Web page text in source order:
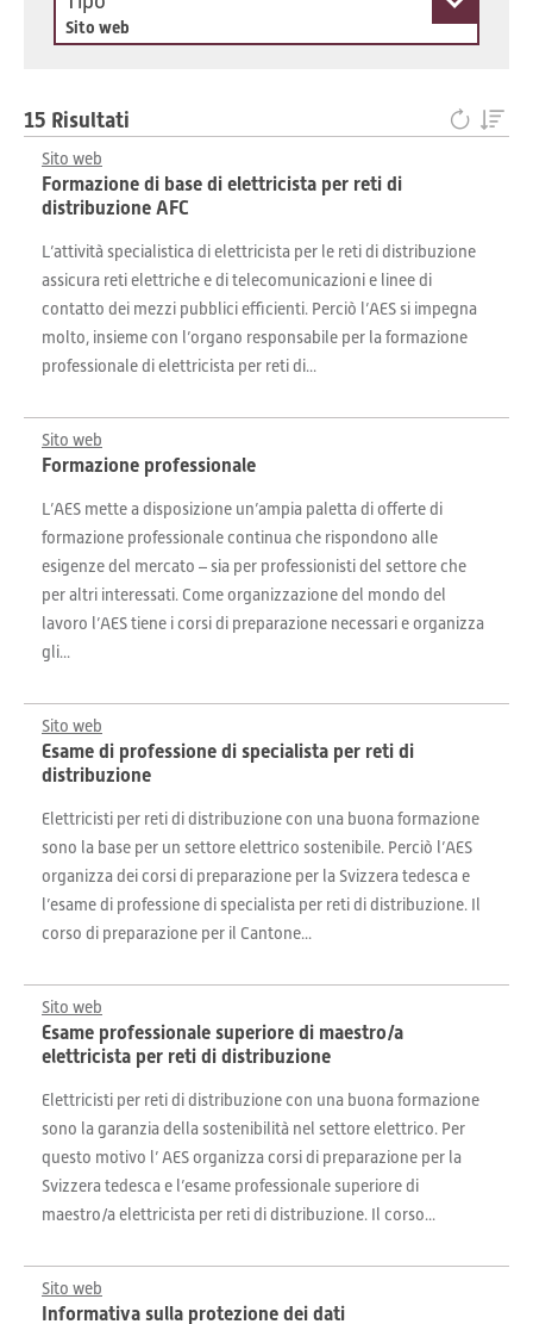
Sito web
15 Risultati
Sito web
Formazione di base di elettricista per reti di
distribuzione AFC
L’attività specialistica di elettricista per le reti di distribuzione
assicura reti elettriche e di telecomunicazioni e linee di
contatto dei mezzi pubblici efficienti. Perciò l’AES si impegna
molto, insieme con l’organo responsabile per la formazione
professionale di elettricista per reti di...
Sito web
Formazione professionale
L’AES mette a disposizione un’ampia paletta di offerte di
formazione professionale continua che rispondono alle
esigenze del mercato – sia per professionisti del settore che
per altri interessati. Come organizzazione del mondo del
lavoro l’AES tiene i corsi di preparazione necessari e organizza
gli...
Sito web
Esame di professione di specialista per reti di
distribuzione
Elettricisti per reti di distribuzione con una buona formazione
sono la base per un settore elettrico sostenibile. Perciò l’AES
organizza dei corsi di preparazione per la Svizzera tedesca e
l’esame di professione di specialista per reti di distribuzione. Il
corso di preparazione per il Cantone...
Sito web
Esame professionale superiore di maestro/a
elettricista per reti di distribuzione
Elettricisti per reti di distribuzione con una buona formazione
sono la garanzia della sostenibilità nel settore elettrico. Per
questo motivo l’ AES organizza corsi di preparazione per la
Svizzera tedesca e l’esame professionale superiore di
maestro/a elettricista per reti di distribuzione. Il corso...
Sito web
Informativa sulla protezione dei dati